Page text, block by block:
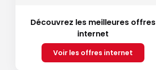
Découvrez les meilleures offres
internet
Voir les offres internet